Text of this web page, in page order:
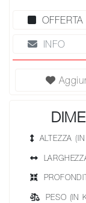
OFFERTA
INFO
ALTEZZA
PESO (IN